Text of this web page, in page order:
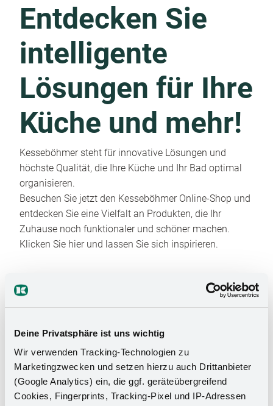
Deine Privatsphäre ist uns wichtig
Wir verwenden Tracking-Technologien zu
Marketingzwecken und setzen hierzu auch Drittanbieter
(Google Analytics) ein, die ggf. geräteübergreifend
Cookies, Fingerprints, Tracking-Pixel und IP-Adressen
Entdecken Sie
intelligente
Lösungen für Ihre
Küche und mehr!
Kesseböhmer steht für innovative Lösungen und
höchste Qualität, die Ihre Küche und Ihr Bad optimal
organisieren.
Besuchen Sie jetzt den Kesseböhmer Online-Shop und
entdecken Sie eine Vielfalt an Produkten, die Ihr
Zuhause noch funktionaler und schöner machen.
Klicken Sie hier und lassen Sie sich inspirieren.
Das Stauraumwunder für Ihr
Badezimmer